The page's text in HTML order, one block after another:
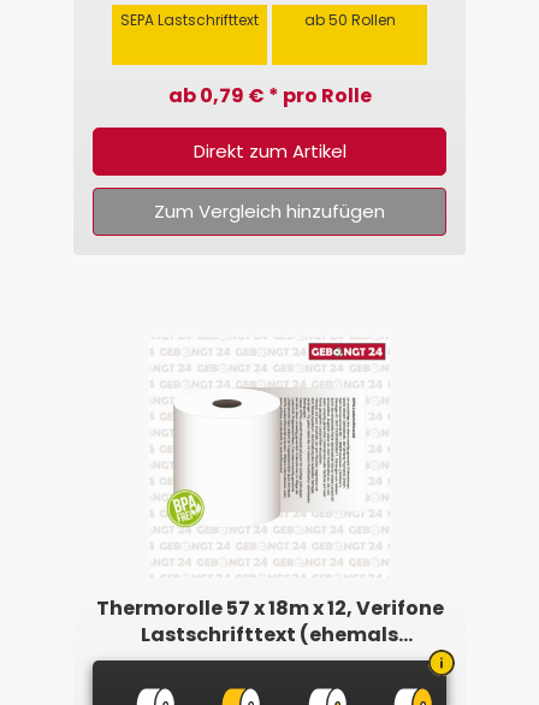
SEPA Lastschrifttext ab 50 Rollen
ab 0,79 € * pro Rolle
Direkt zum Artikel
Zum Vergleich hinzufügen
Thermorolle 57 x 18m x 12, Verifone
Lastschrifttext (ehemals
Intercard)